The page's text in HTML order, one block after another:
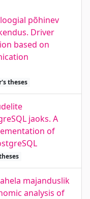
põhinev
Driver
based on
theses
jaoks. A
of
majanduslik
analysis of